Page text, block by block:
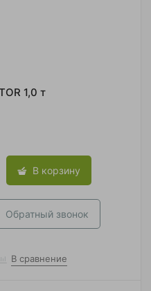
1,0 т
В корзину
Обратный звонок
В сравнение